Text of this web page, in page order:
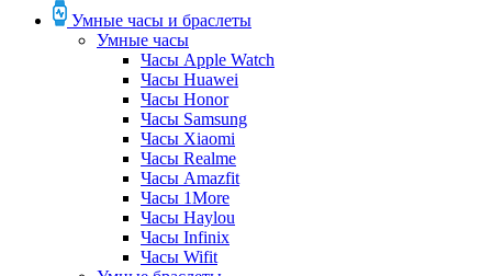
Умные часы и браслеты
Умные часы
Часы Apple Watch
Часы Huawei
Часы Honor
Часы Samsung
Часы Xiaomi
Часы Realme
Часы Amazfit
Часы 1More
Часы Haylou
Часы Infinix
Часы Wifit